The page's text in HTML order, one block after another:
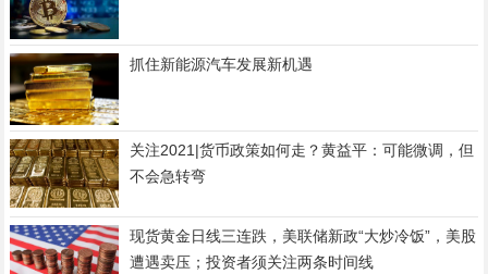
抓住新能源汽车发展新机遇
关注2021|货币政策如何走？黄益平：可能微调，但
不会急转弯
现货黄金日线三连跌，美联储新政“大炒冷饭”，美股
遭遇卖压；投资者须关注两条时间线